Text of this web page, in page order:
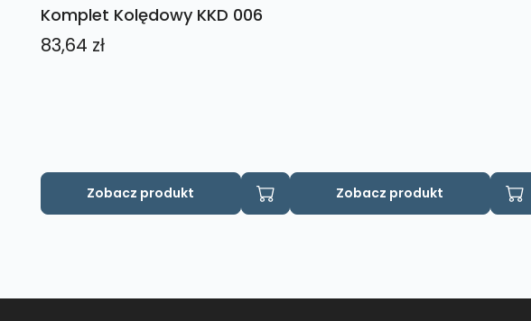
Komplet Kolędowy KKD 006
83,64 zł
Zobacz produkt
Ten
produkt
Opcje
Zobacz produkt